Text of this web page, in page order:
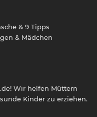
& 9 Tipps
& Mädchen
Wir helfen Müttern
Kinder zu erziehen.